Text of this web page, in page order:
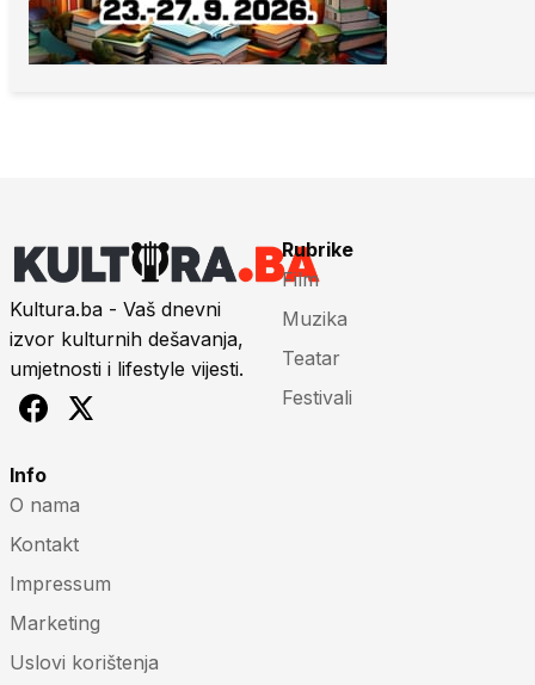
Kultura.ba - Vaš dnevni
izvor kulturnih dešavanja,
umjetnosti i lifestyle vijesti.
Rubrike
Film
Muzika
Teatar
Festivali
Info
O nama
Kontakt
Impressum
Marketing
Uslovi korištenja